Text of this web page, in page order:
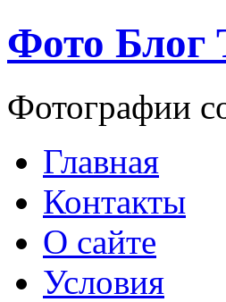
Фото Блог
Фотографии
Главная
Контакты
О сайте
Условия